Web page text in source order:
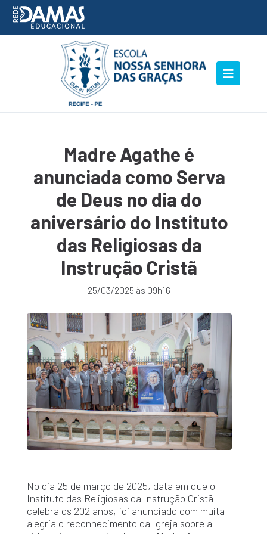
Madre Agathe é
anunciada como Serva
de Deus no dia do
aniversário do Instituto
das Religiosas da
Instrução Cristã
25/03/2025 às 09h16
No dia 25 de março de 2025, data em que o
Instituto das Religiosas da Instrução Cristã
celebra os 202 anos, foi anunciado com muita
alegria o reconhecimento da Igreja sobre a